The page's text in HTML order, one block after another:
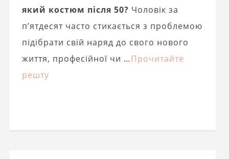
який костюм після 50? Чоловік за
п’ятдесят часто стикається з проблемою
підібрати свій наряд до свого нового
життя, професійної чи …Прочитайте
решту